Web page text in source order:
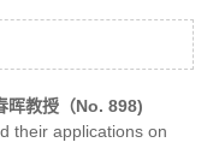
晖教授（No. 898)
their applications on